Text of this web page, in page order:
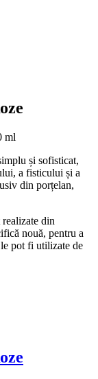
ml
și sofisticat,
a fisticului și a
din porțelan,
realizate din
nouă, pentru a
pot fi utilizate de